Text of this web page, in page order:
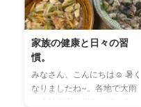
日。
https://nopposannchi.com/
湯温泉「しだれ桜の里」でお
花見をした日。みなさん、お
が仕事だったので、義両親と
一緒に大分県竹田市にオープ
家族の健康と日々の習
慣。
みなさん、こんにちは☺︎ 暑く
なりましたね~。各地で大雨